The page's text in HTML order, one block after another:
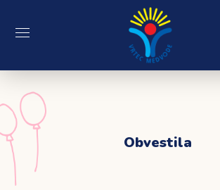
Obvestila